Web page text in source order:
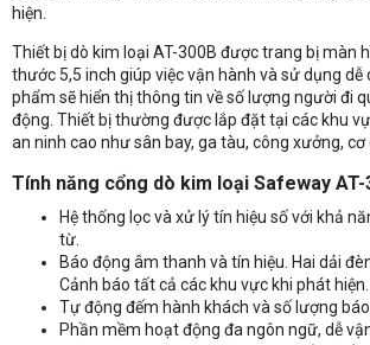
hiện.
Thiết bị dò kim loại AT-300B được trang bị màn
thước 5,5 inch giúp việc vận hành và sử dụng dễ
phẩm sẽ hiển thị thông tin về số lượng người đi
động. Thiết bị thường được lắp đặt tại các khu
an ninh cao như sân bay, ga tàu, công xưởng,
Tính năng cổng dò kim loại Safeway AT-
Hệ thống lọc và xử lý tín hiệu số với khả
từ.
Báo động âm thanh và tín hiệu. Hai dải
Cảnh báo tất cả các khu vực khi phát hiện.
Tự động đếm hành khách và số lượng báo
Phần mềm hoạt động đa ngôn ngữ, dễ
Nhận báo giá sản phẩm: Cổng dò kim loại